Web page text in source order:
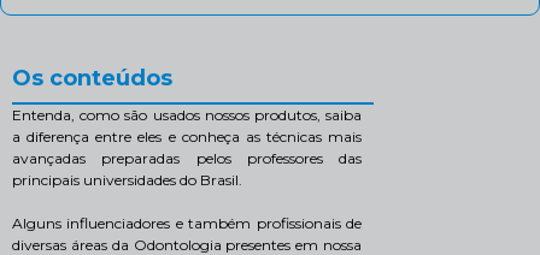
Os conteúdos
Entenda, como são usados nossos produtos, saiba
a diferença entre eles e conheça as técnicas mais
avançadas preparadas pelos professores das
principais universidades do Brasil.
Alguns influenciadores e também profissionais de
diversas áreas da Odontologia presentes em nossa